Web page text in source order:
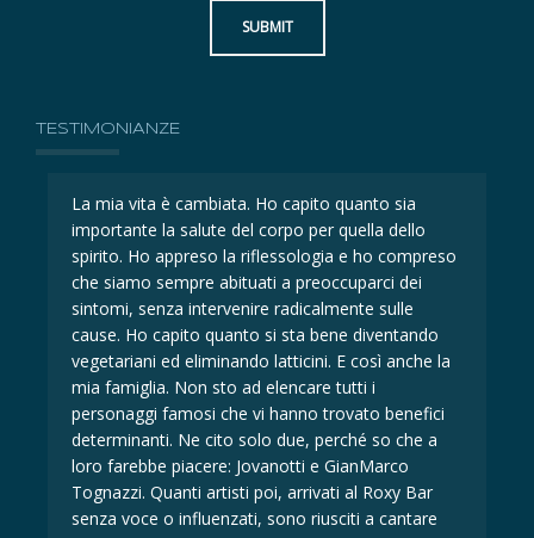
SUBMIT
TESTIMONIANZE
La mia vita è cambiata. Ho capito quanto sia
importante la salute del corpo per quella dello
spirito. Ho appreso la riflessologia e ho compreso
che siamo sempre abituati a preoccuparci dei
sintomi, senza intervenire radicalmente sulle
cause. Ho capito quanto si sta bene diventando
vegetariani ed eliminando latticini. E così anche la
mia famiglia. Non sto ad elencare tutti i
personaggi famosi che vi hanno trovato benefici
determinanti. Ne cito solo due, perché so che a
loro farebbe piacere: Jovanotti e GianMarco
Tognazzi. Quanti artisti poi, arrivati al Roxy Bar
senza voce o influenzati, sono riusciti a cantare